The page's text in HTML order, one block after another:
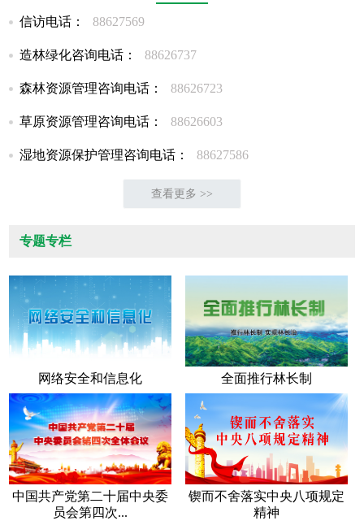
信访电话： 88627569
造林绿化咨询电话： 88626737
森林资源管理咨询电话： 88626723
草原资源管理咨询电话： 88626603
湿地资源保护管理咨询电话： 88627586
查看更多 >>
专题专栏
网络安全和信息化 全面推行林长制
中国共产党第二十届中央委
员会第四次...
锲而不舍落实中央八项规定
精神